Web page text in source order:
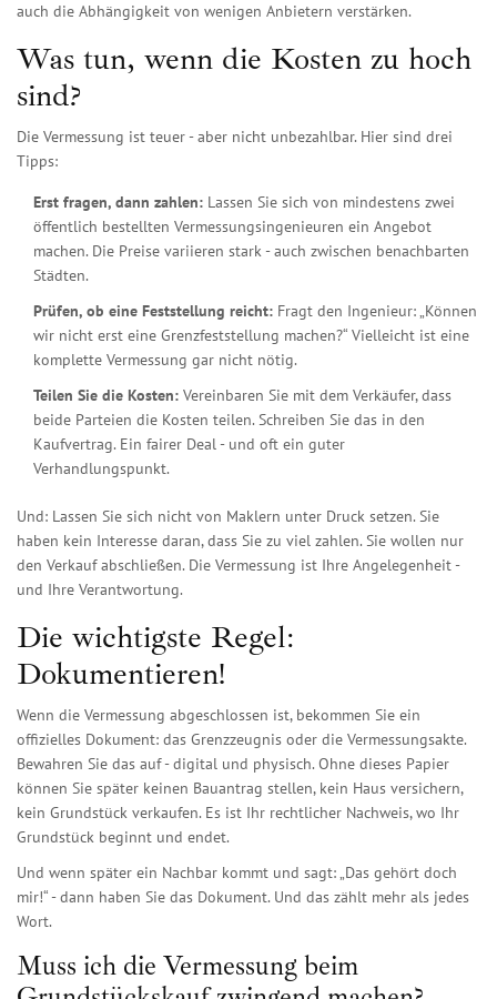
auch die Abhängigkeit von wenigen Anbietern verstärken.
Was tun, wenn die Kosten zu hoch
sind?
Die Vermessung ist teuer - aber nicht unbezahlbar. Hier sind drei
Tipps:
Erst fragen, dann zahlen: Lassen Sie sich von mindestens zwei
öffentlich bestellten Vermessungsingenieuren ein Angebot
machen. Die Preise variieren stark - auch zwischen benachbarten
Städten.
Prüfen, ob eine Feststellung reicht: Fragt den Ingenieur: „Können
wir nicht erst eine Grenzfeststellung machen?“ Vielleicht ist eine
komplette Vermessung gar nicht nötig.
Teilen Sie die Kosten: Vereinbaren Sie mit dem Verkäufer, dass
beide Parteien die Kosten teilen. Schreiben Sie das in den
Kaufvertrag. Ein fairer Deal - und oft ein guter
Verhandlungspunkt.
Und: Lassen Sie sich nicht von Maklern unter Druck setzen. Sie
haben kein Interesse daran, dass Sie zu viel zahlen. Sie wollen nur
den Verkauf abschließen. Die Vermessung ist Ihre Angelegenheit -
und Ihre Verantwortung.
Die wichtigste Regel:
Dokumentieren!
Wenn die Vermessung abgeschlossen ist, bekommen Sie ein
offizielles Dokument: das Grenzzeugnis oder die Vermessungsakte.
Bewahren Sie das auf - digital und physisch. Ohne dieses Papier
können Sie später keinen Bauantrag stellen, kein Haus versichern,
kein Grundstück verkaufen. Es ist Ihr rechtlicher Nachweis, wo Ihr
Grundstück beginnt und endet.
Und wenn später ein Nachbar kommt und sagt: „Das gehört doch
mir!“ - dann haben Sie das Dokument. Und das zählt mehr als jedes
Wort.
Muss ich die Vermessung beim